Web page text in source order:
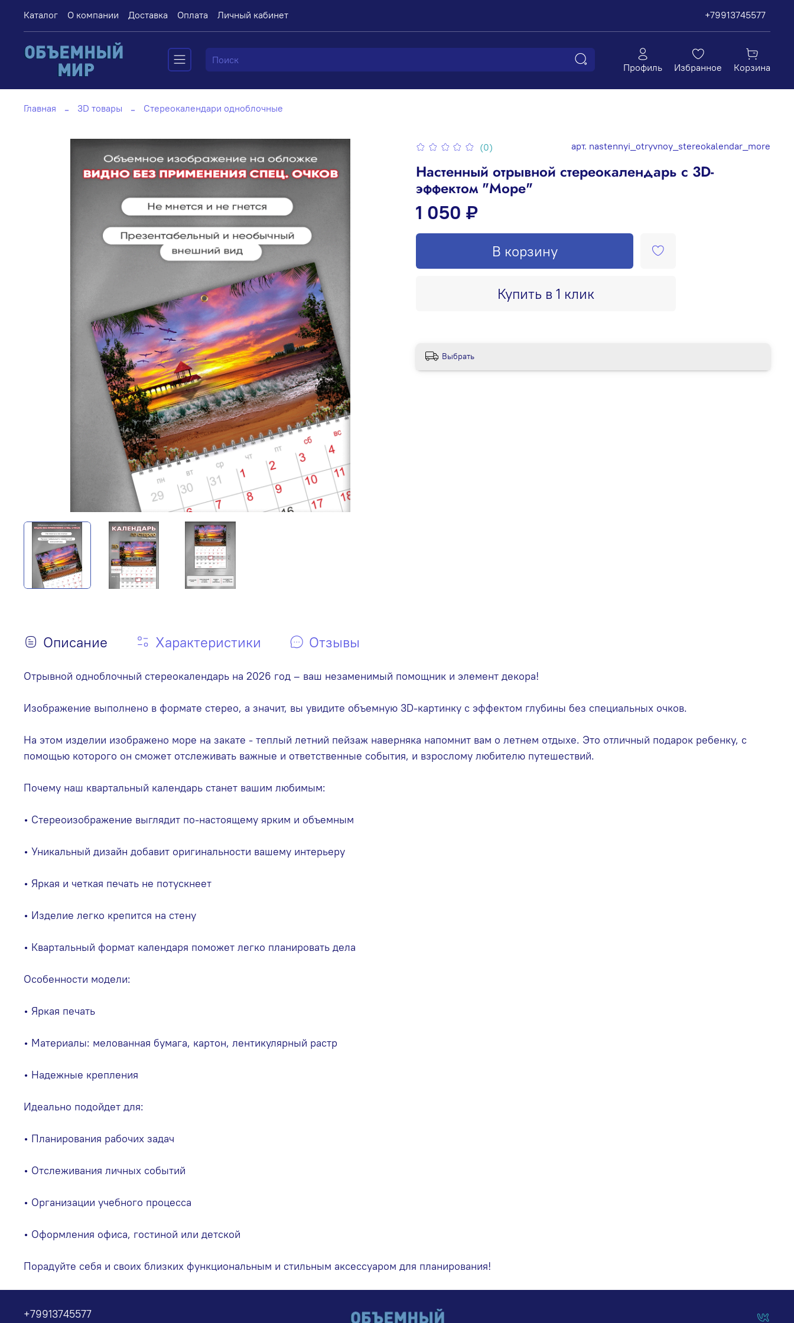
Каталог О компании Доставка Оплата Личный кабинет +79913745577
Профиль Избранное Корзина
Главная 3D товары Стереокалендари одноблочные
(0) арт. nastennyi_otryvnoy_stereokalendar_more
Настенный отрывной стереокалендарь c 3D-
эффектом "Море"
1 050 ₽
В корзину
Купить в 1 клик
Выбрать
Описание Характеристики Отзывы
Отрывной одноблочный стереокалендарь на 2026 год – ваш незаменимый помощник и элемент декора!
Изображение выполнено в формате стерео, а значит, вы увидите объемную 3D-картинку с эффектом глубины без специальных очков.
На этом изделии изображено море на закате - теплый летний пейзаж наверняка напомнит вам о летнем отдыхе. Это отличный подарок ребенку, с
помощью которого он сможет отслеживать важные и ответственные события, и взрослому любителю путешествий.
Почему наш квартальный календарь станет вашим любимым:
• Стереоизображение выглядит по-настоящему ярким и объемным
• Уникальный дизайн добавит оригинальности вашему интерьеру
• Яркая и четкая печать не потускнеет
• Изделие легко крепится на стену
• Квартальный формат календаря поможет легко планировать дела
Особенности модели:
• Яркая печать
• Материалы: мелованная бумага, картон, лентикулярный растр
• Надежные крепления
Идеально подойдет для:
• Планирования рабочих задач
• Отслеживания личных событий
• Организации учебного процесса
• Оформления офиса, гостиной или детской
Порадуйте себя и своих близких функциональным и стильным аксессуаром для планирования!
+79913745577